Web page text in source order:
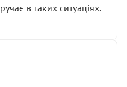
рідини потрібно
циліндром у
на техніці,
а як максимум —
замість елементарних
в таких ситуаціях.